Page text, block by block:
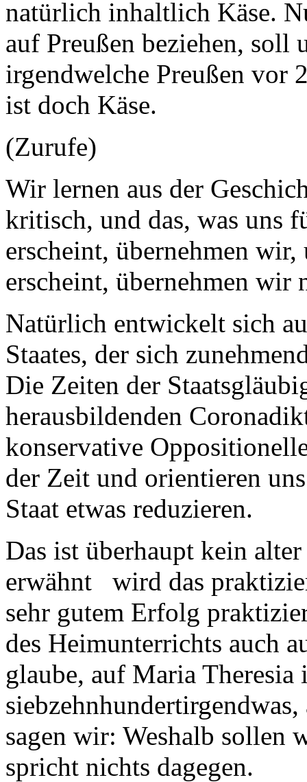
natürlich inhaltlich Käse.
auf Preußen beziehen, soll
irgendwelche Preußen vor
ist doch Käse.
(Zurufe)
Wir lernen aus der
kritisch, und das, was uns
erscheint, übernehmen wir,
erscheint, übernehmen wir
Natürlich entwickelt sich
Staates, der sich
Die Zeiten der
herausbildenden
konservative
der Zeit und orientieren
Staat etwas reduzieren.
Das ist überhaupt kein
erwähnt wird das
sehr gutem Erfolg
des Heimunterrichts auch
glaube, auf Maria Theresia
sagen wir: Weshalb sollen
spricht nichts dagegen.